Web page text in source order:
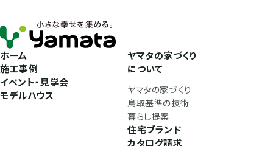
ホーム
施工事例
イベント・見学会
モデルハウス
ヤマタの家づくり
について
ヤマタの家づくり
鳥取基準の技術
暮らし提案
住宅ブランド
カタログ請求